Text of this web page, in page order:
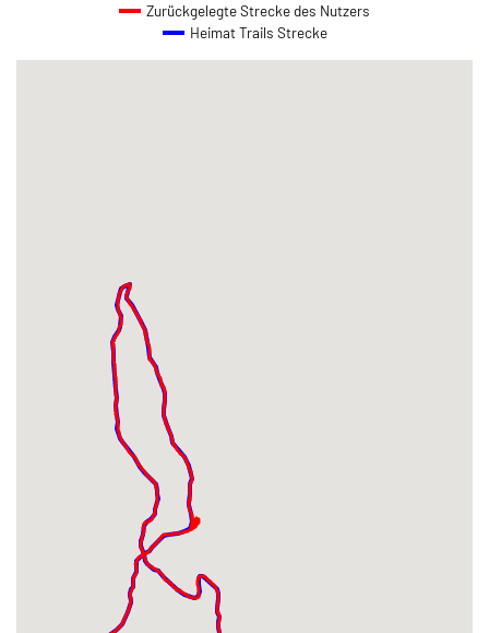
Zurückgelegte Strecke des Nutzers
Heimat Trails Strecke